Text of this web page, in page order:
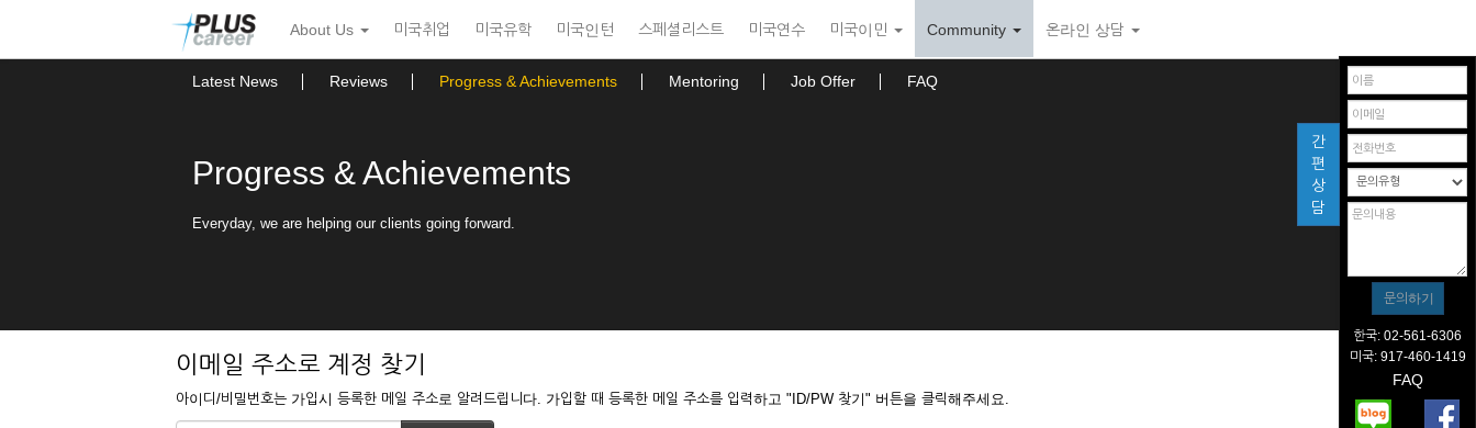
뉴
토
About Us 미국취업 미국유학 미국인턴 스페셜리스트 미국연수 미국이민 Community 온라인 상담
Latest News Reviews Progress & Achievements Mentoring Job Offer FAQ
Progress & Achievements
Everyday, we are helping our clients going forward.
이메일 주소로 계정 찾기
아이디/비밀번호는 가입시 등록한 메일 주소로 알려드립니다. 가입할 때 등록한 메일 주소를 입력하고 "ID/PW 찾기" 버튼을 클릭해주세요.
간
편
상
담
한국: 02-561-6306
미국: 917-460-1419
FAQ